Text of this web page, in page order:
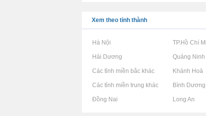
Xem theo tỉnh thành
Rao vặt tại Hà Nội Rao vặt tại TP.Hồ Chí
Rao vặt tại Hải Dương Rao vặt tại Quảng Ninh
Rao vặt tại Các tỉnh miền bắc khácRao vặt tại Khánh Hoà
Rao vặt tại Các tỉnh miền trung khácRao vặt tại Bình Dương
Rao vặt tại Đồng Nai Rao vặt tại Long An